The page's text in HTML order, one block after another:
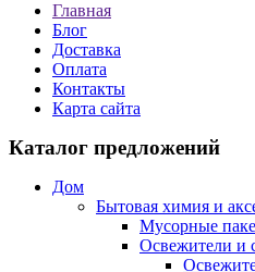
Главная
Блог
Доставка
Оплата
Контакты
Карта сайта
Каталог предложений
Дом
Бытовая химия и
Мусорные
Освежители и